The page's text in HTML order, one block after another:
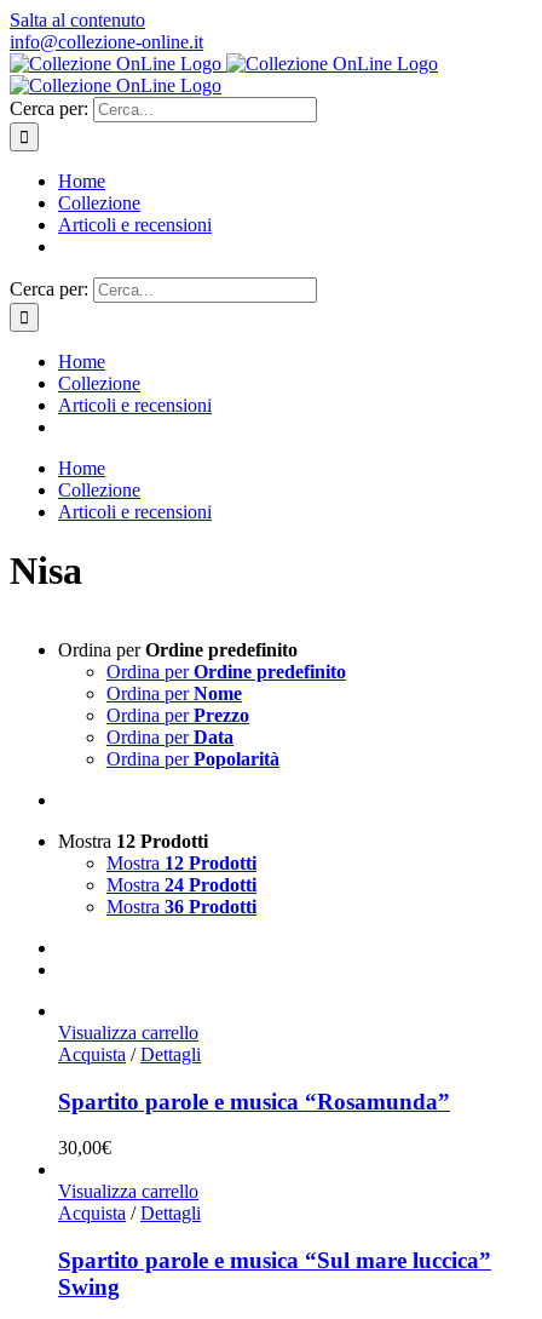
Salta al contenuto
info@collezione-online.it
Cerca per:
Home
Collezione
Articoli e recensioni
Cerca per:
Home
Collezione
Articoli e recensioni
Home
Collezione
Articoli e recensioni
Nisa
Ordina perOrdine predefinito
Ordina perOrdine predefinito
Ordina perNome
Ordina perPrezzo
Ordina perData
Ordina perPopolarità
Mostra 12 Prodotti
Mostra 12 Prodotti
Mostra 24 Prodotti
Mostra 36 Prodotti
Visualizza carrello
Acquista / Dettagli
Spartito parole e musica “Rosamunda”
30,00€
Visualizza carrello
Acquista / Dettagli
Spartito parole e musica “Sul mare luccica”
Swing